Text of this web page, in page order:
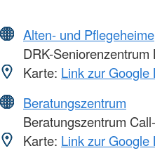
Alten- und Pflegeheime
DRK-Seniorenzentrum
Karte: Link zur Google
Beratungszentrum
Beratungszentrum
Karte: Link zur Google